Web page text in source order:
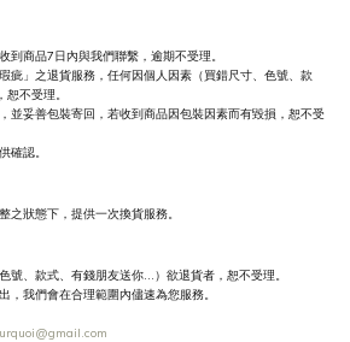
到商品7日內與我們聯繫，逾期不受理。
疵」之退貨服務，任何因個人因素（買錯尺寸、色號、款
不受理。
並妥善包裝寄回，若收到商品因包裝因素而有毀損，恕不受
確認。
之狀態下，提供一次換貨服務。
號、款式、有錢朋友送你...）欲退貨者，恕不受理。
，我們會在合理範圍內儘速為您服務。